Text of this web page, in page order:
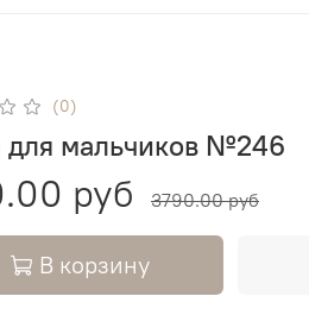
(0)
мальчиков №246
руб 3790.00 руб
В корзину